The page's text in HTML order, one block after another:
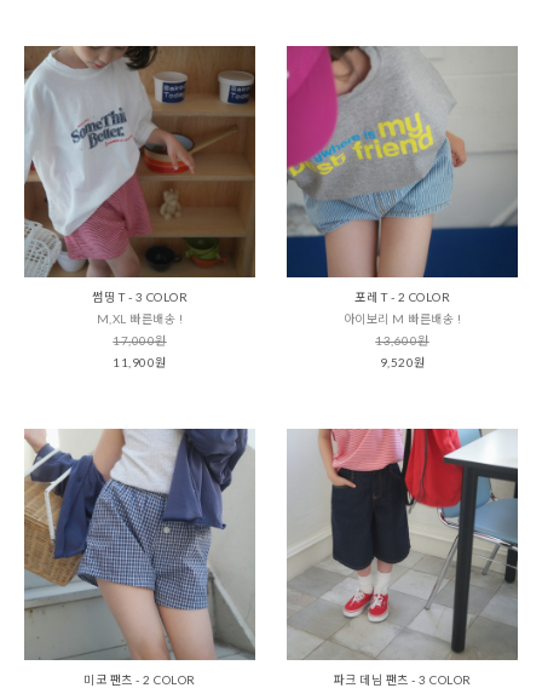
썸띵 T - 3 COLOR
M,XL 빠른배송 !
17,000원
11,900원
포레 T - 2 COLOR
아이보리 M 빠른배송 !
13,600원
9,520원
미코 팬츠 - 2 COLOR
파크 데님 팬츠 - 3 COLOR